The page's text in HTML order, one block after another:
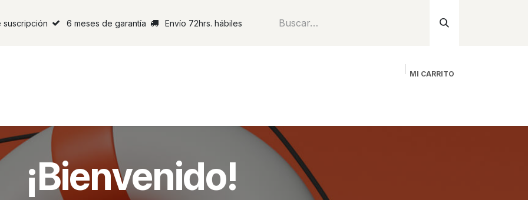
suscripción 6 meses de garantía Envío 72hrs. hábiles
MI CARRITO
¡Bienvenido!